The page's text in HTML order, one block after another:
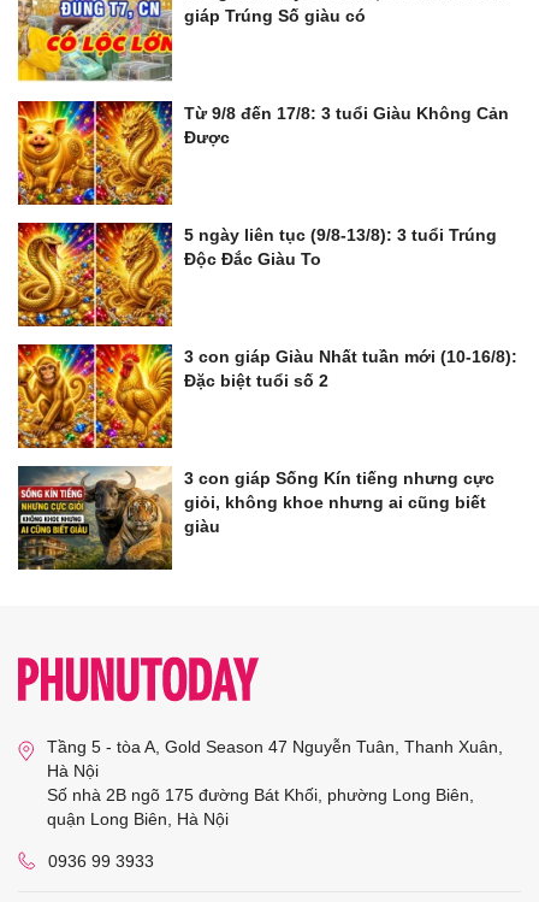
giáp Trúng Số giàu có
Từ 9/8 đến 17/8: 3 tuổi Giàu Không Cản
Được
5 ngày liên tục (9/8-13/8): 3 tuổi Trúng
Độc Đắc Giàu To
3 con giáp Giàu Nhất tuần mới (10-16/8):
Đặc biệt tuổi số 2
3 con giáp Sống Kín tiếng nhưng cực
giỏi, không khoe nhưng ai cũng biết
giàu
Tầng 5 - tòa A, Gold Season 47 Nguyễn Tuân, Thanh Xuân,
Hà Nội
Số nhà 2B ngõ 175 đường Bát Khối, phường Long Biên,
quận Long Biên, Hà Nội
0936 99 3933